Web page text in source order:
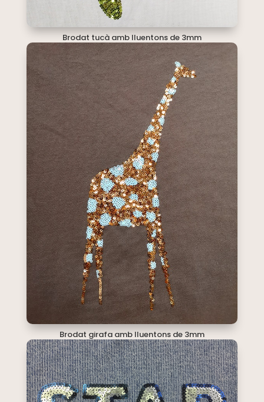
Brodat tucà amb lluentons de 3mm
Brodat girafa amb lluentons de 3mm